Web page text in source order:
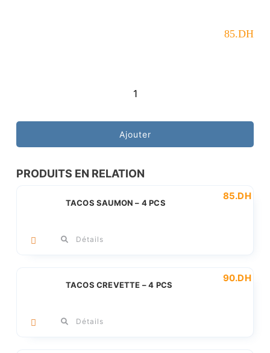
85.DH
quantité
TACOS
thon
PCS
Ajouter
PRODUITS EN RELATION
TACOS SAUMON – 4 PCS
85.DH
Détails
TACOS CREVETTE – 4 PCS
90.DH
Détails